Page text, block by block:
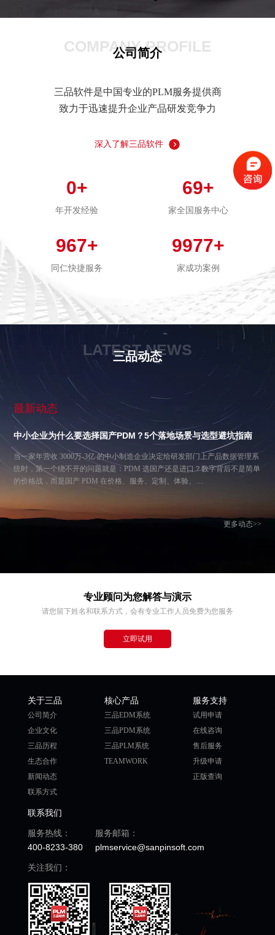
COMPANY PROFILE
公司简介
三品软件是中国专业的PLM服务提供商
致力于迅速提升企业产品研发竞争力
深入了解三品软件
0+
年开发经验
69+
家全国服务中心
967+
同仁快捷服务
9977+
家成功案例
LATEST NEWS
三品动态
最新动态
中小企业为什么要选择国产PDM？5个落地场景与选型避坑指南
当一家年营收 3000万-3亿 的中小制造企业决定给研发部门上产品数据管理系
统时，第一个绕不开的问题就是：PDM 选国产还是进口？数字背后不是简单
的价格战，而是国产 PDM 在价格、服务、定制、体验、…
更多动态>>
专业顾问为您解答与演示
请您留下姓名和联系方式，会有专业工作人员免费为您服务
立即试用
关于三品
公司简介
企业文化
三品历程
生态合作
新闻动态
联系方式
核心产品
三品EDM系统
三品PDM系统
三品PLM系统
TEAMWORK
服务支持
试用申请
在线咨询
售后服务
升级申请
正版查询
联系我们
服务热线：
400-8233-380
服务邮箱：
plmservice@sanpinsoft.com
关注我们：